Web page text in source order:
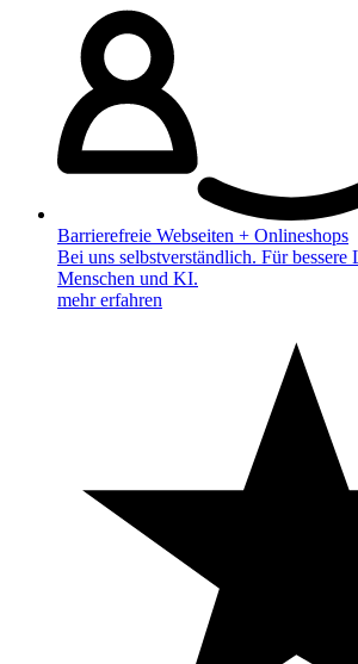
Barrierefreie Webseiten + Onlineshops
Bei uns selbstverständlich. Für bessere
Menschen und KI.
mehr erfahren